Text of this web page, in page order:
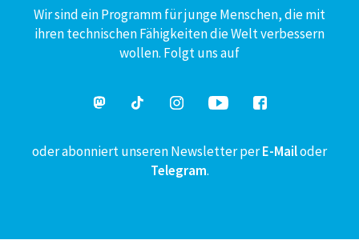
Wir sind ein Programm für junge Menschen, die mit
ihren technischen Fähigkeiten die Welt verbessern
wollen. Folgt uns auf
oder abonniert unseren Newsletter perE-Mailoder
Telegram.